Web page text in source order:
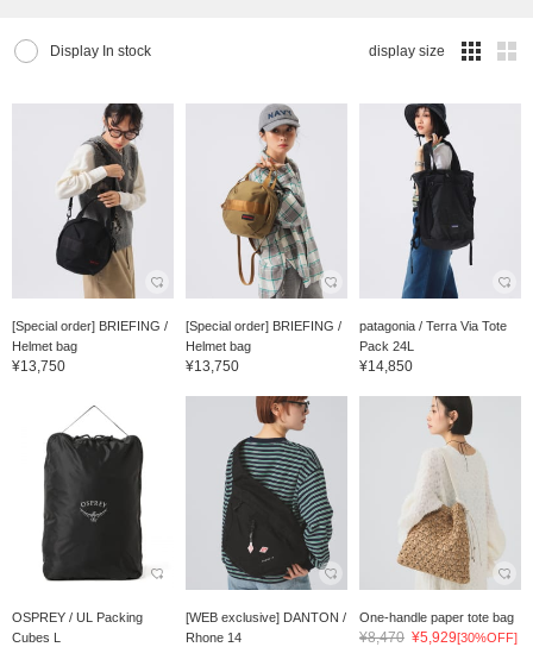
Display In stock display size
[Special order] BRIEFING /
Helmet bag
¥13,750
[Special order] BRIEFING /
Helmet bag
¥13,750
patagonia / Terra Via Tote
Pack 24L
¥14,850
OSPREY / UL Packing
Cubes L
[WEB exclusive] DANTON /
Rhone 14
One-handle paper tote bag
¥8,470 ¥5,929[30%OFF]